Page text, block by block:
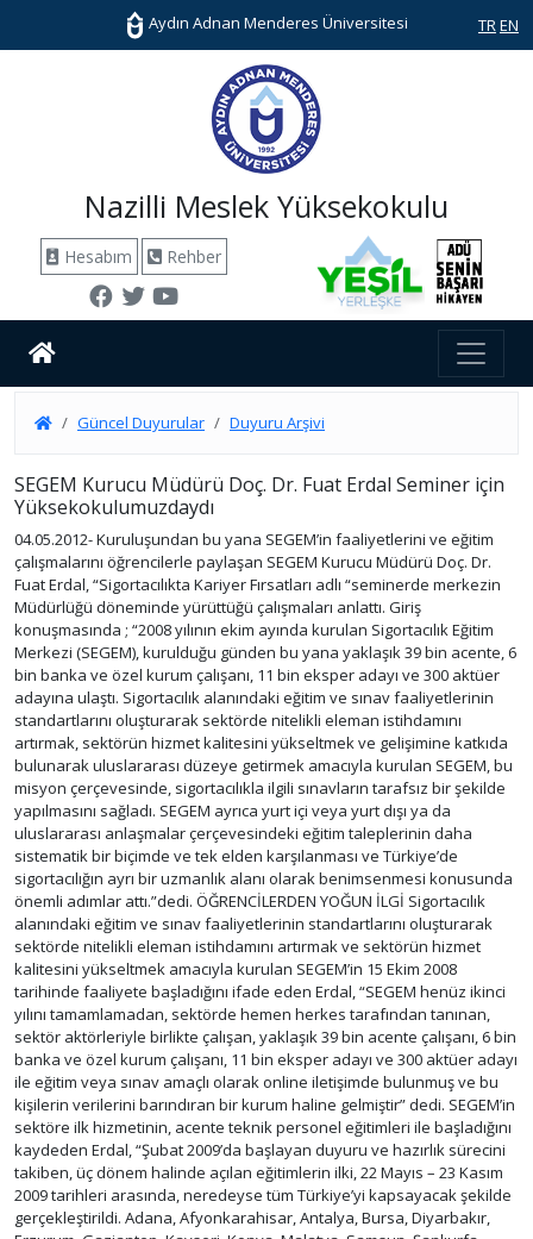
Aydın Adnan Menderes Üniversitesi TR EN
Nazilli Meslek Yüksekokulu
Hesabım Rehber
Güncel Duyurular Duyuru Arşivi
SEGEM Kurucu Müdürü Doç. Dr. Fuat Erdal Seminer için
Yüksekokulumuzdaydı
04.05.2012- Kuruluşundan bu yana SEGEM’in faaliyetlerini ve eğitim
çalışmalarını öğrencilerle paylaşan SEGEM Kurucu Müdürü Doç. Dr.
Fuat Erdal, “Sigortacılıkta Kariyer Fırsatları adlı “seminerde merkezin
Müdürlüğü döneminde yürüttüğü çalışmaları anlattı. Giriş
konuşmasında ; “2008 yılının ekim ayında kurulan Sigortacılık Eğitim
Merkezi (SEGEM), kurulduğu günden bu yana yaklaşık 39 bin acente, 6
bin banka ve özel kurum çalışanı, 11 bin eksper adayı ve 300 aktüer
adayına ulaştı. Sigortacılık alanındaki eğitim ve sınav faaliyetlerinin
standartlarını oluşturarak sektörde nitelikli eleman istihdamını
artırmak, sektörün hizmet kalitesini yükseltmek ve gelişimine katkıda
bulunarak uluslararası düzeye getirmek amacıyla kurulan SEGEM, bu
misyon çerçevesinde, sigortacılıkla ilgili sınavların tarafsız bir şekilde
yapılmasını sağladı. SEGEM ayrıca yurt içi veya yurt dışı ya da
uluslararası anlaşmalar çerçevesindeki eğitim taleplerinin daha
sistematik bir biçimde ve tek elden karşılanması ve Türkiye’de
sigortacılığın ayrı bir uzmanlık alanı olarak benimsenmesi konusunda
önemli adımlar attı.”dedi. ÖĞRENCİLERDEN YOĞUN İLGİ Sigortacılık
alanındaki eğitim ve sınav faaliyetlerinin standartlarını oluşturarak
sektörde nitelikli eleman istihdamını artırmak ve sektörün hizmet
kalitesini yükseltmek amacıyla kurulan SEGEM’in 15 Ekim 2008
tarihinde faaliyete başladığını ifade eden Erdal, “SEGEM henüz ikinci
yılını tamamlamadan, sektörde hemen herkes tarafından tanınan,
sektör aktörleriyle birlikte çalışan, yaklaşık 39 bin acente çalışanı, 6 bin
banka ve özel kurum çalışanı, 11 bin eksper adayı ve 300 aktüer adayı
ile eğitim veya sınav amaçlı olarak online iletişimde bulunmuş ve bu
kişilerin verilerini barındıran bir kurum haline gelmiştir” dedi. SEGEM’in
sektöre ilk hizmetinin, acente teknik personel eğitimleri ile başladığını
kaydeden Erdal, “Şubat 2009’da başlayan duyuru ve hazırlık sürecini
takiben, üç dönem halinde açılan eğitimlerin ilki, 22 Mayıs – 23 Kasım
2009 tarihleri arasında, neredeyse tüm Türkiye’yi kapsayacak şekilde
gerçekleştirildi. Adana, Afyonkarahisar, Antalya, Bursa, Diyarbakır,